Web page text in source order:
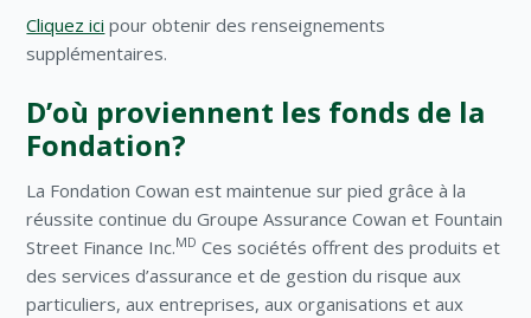
Cliquez ici pour obtenir des renseignements
supplémentaires.
D’où proviennent les fonds de la
Fondation?
La Fondation Cowan est maintenue sur pied grâce à la
réussite continue du Groupe Assurance Cowan et Fountain
Street Finance Inc.MD Ces sociétés offrent des produits et
des services d’assurance et de gestion du risque aux
particuliers, aux entreprises, aux organisations et aux